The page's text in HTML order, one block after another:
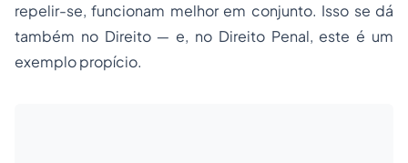
repelir-se, funcionam melhor em conjunto. Isso se dá
também no Direito ― e, no Direito Penal, este é um
exemplo propício.